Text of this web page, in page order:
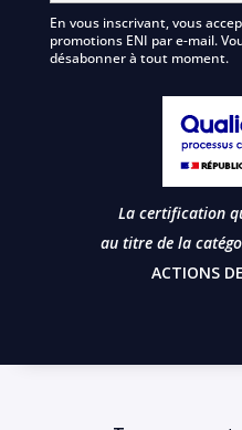
En vous inscrivant, vous
promotions ENI par e-mail.
désabonner à tout moment.
La certification
au titre de la
ACTIONS